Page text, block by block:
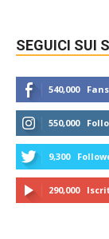
SEGUICI SUI
540,000 Fans
550,000
9,300
290,000